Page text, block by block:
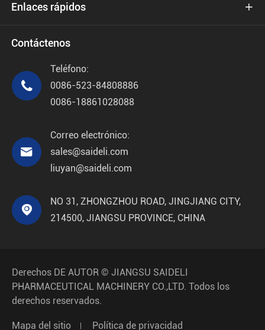
Enlaces rápidos 
Contáctenos

Teléfono:
0086-523-84808886
0086-18861028088

Correo electrónico:
sales@saideli.com
liuyan@saideli.com

NO 31, ZHONGZHOU ROAD, JINGJIANG CITY,
214500, JIANGSU PROVINCE, CHINA
Derechos DE AUTOR © JIANGSU SAIDELI
PHARMACEUTICAL MACHINERY CO.,LTD. Todos los
derechos reservados.
Mapa del sitio Política de privacidad